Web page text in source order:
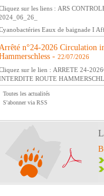
sur les liens : ARS
Eaux de baignade I
Arrêté n°24-2026 Circulation
- 22/07/2026
sur le lien : ARRETE 24-
ROUTE
Toutes les actualités
S'abonner via RSS